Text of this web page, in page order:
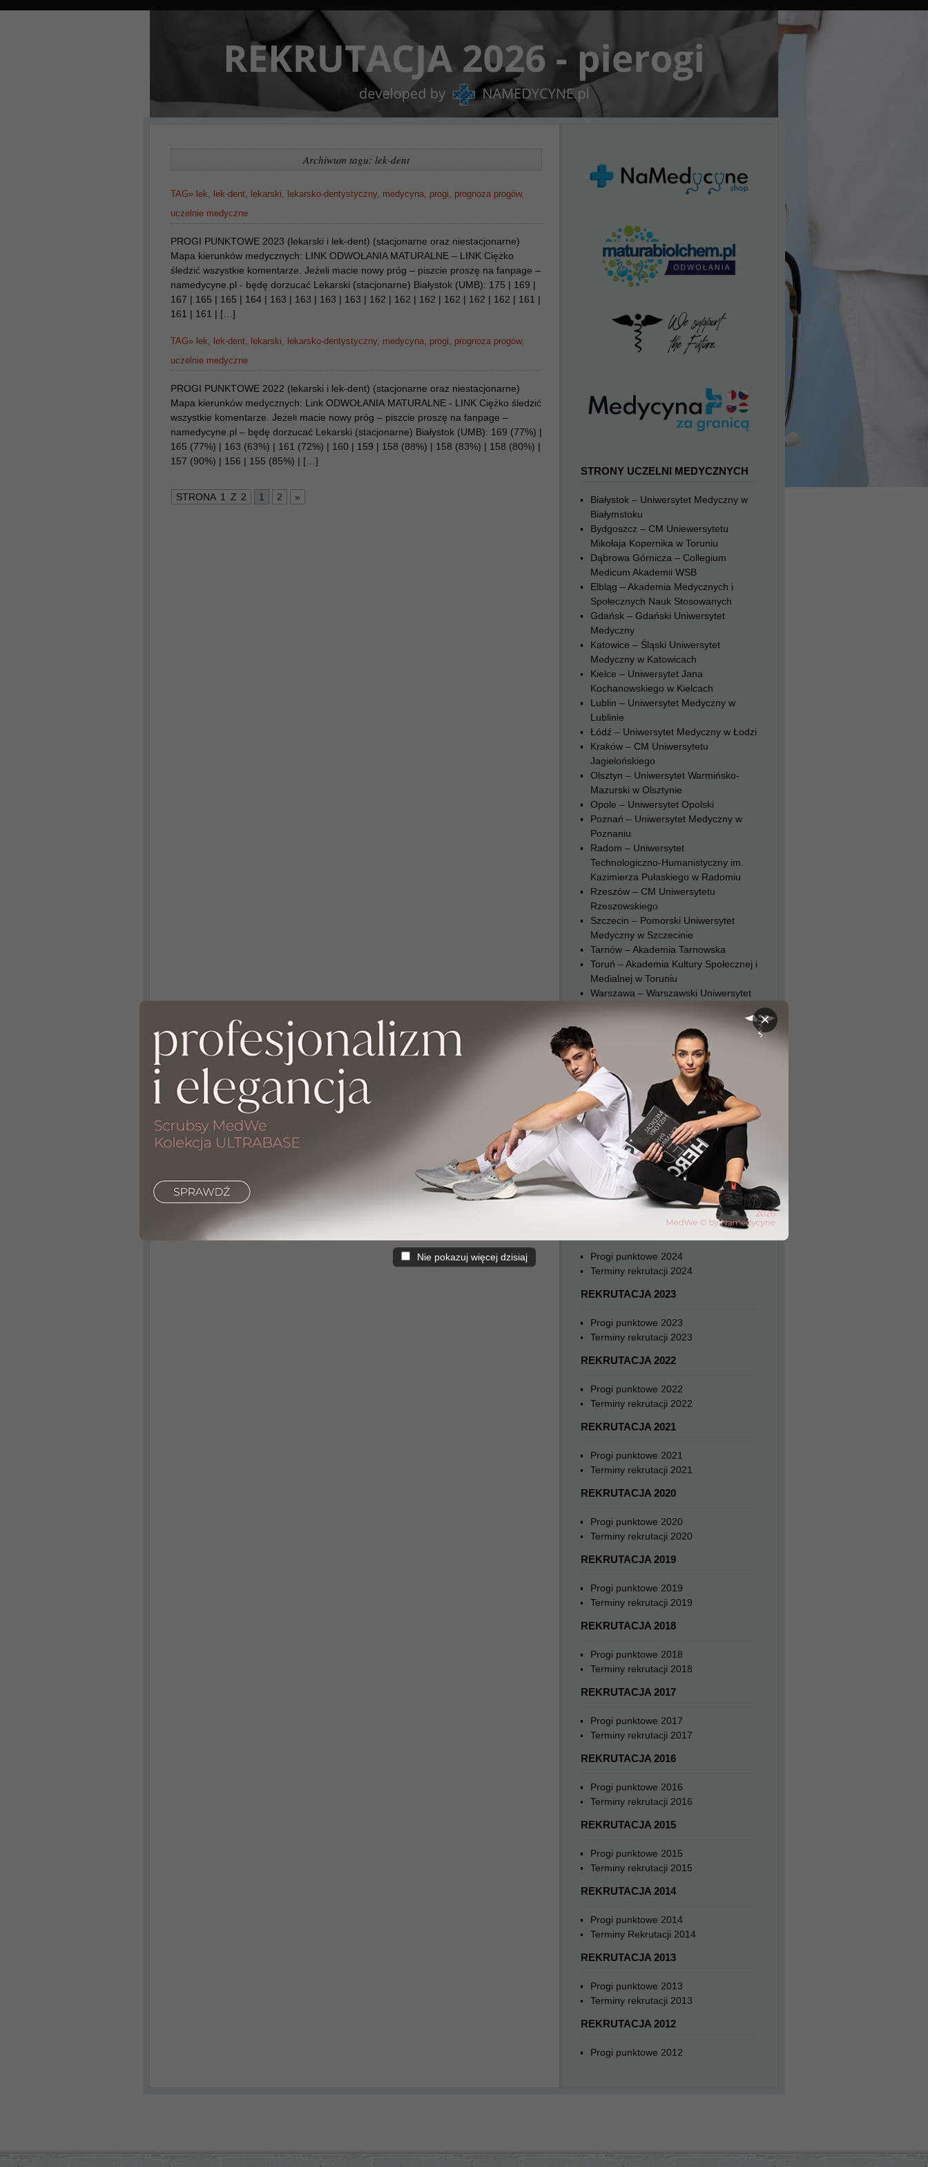
Archiwum tagu: lek-dent
TAG» lek, lek-dent, lekarski, lekarsko-dentystyczny, medycyna, progi, prognoza progów,
uczelnie medyczne
PROGI PUNKTOWE 2023 (lekarski i lek-dent) (stacjonarne oraz niestacjonarne)
Mapa kierunków medycznych: LINK ODWOŁANIA MATURALNE – LINK Ciężko
śledzić wszystkie komentarze. Jeżeli macie nowy próg – piszcie proszę na fanpage –
namedycyne.pl - będę dorzucać Lekarski (stacjonarne) Białystok (UMB): 175 | 169 |
167 | 165 | 165 | 164 | 163 | 163 | 163 | 163 | 162 | 162 | 162 | 162 | 162 | 162 | 161 |
161 | 161 | […]
TAG» lek, lek-dent, lekarski, lekarsko-dentystyczny, medycyna, progi, prognoza progów,
uczelnie medyczne
PROGI PUNKTOWE 2022 (lekarski i lek-dent) (stacjonarne oraz niestacjonarne)
Mapa kierunków medycznych: Link ODWOŁANIA MATURALNE - LINK Ciężko śledzić
wszystkie komentarze. Jeżeli macie nowy próg – piszcie proszę na fanpage –
namedycyne.pl – będę dorzucać Lekarski (stacjonarne) Białystok (UMB): 169 (77%) |
165 (77%) | 163 (63%) | 161 (72%) | 160 | 159 | 158 (88%) | 158 (83%) | 158 (80%) |
157 (90%) | 156 | 155 (85%) | […]
STRONA 1 Z 2 1 2 »
STRONY UCZELNI MEDYCZNYCH
Białystok – Uniwersytet Medyczny w
Białymstoku
Bydgoszcz – CM Uniewersytetu
Mikołaja Kopernika w Toruniu
Dąbrowa Górnicza – Collegium
Medicum Akademii WSB
Elbląg – Akademia Medycznych i
Społecznych Nauk Stosowanych
Gdańsk – Gdański Uniwersytet
Medyczny
Katowice – Śląski Uniwersytet
Medyczny w Katowicach
Kielce – Uniwersytet Jana
Kochanowskiego w Kielcach
Lublin – Uniwersytet Medyczny w
Lublinie
Łódź – Uniwersytet Medyczny w Łodzi
Kraków – CM Uniwersytetu
Jagielońskiego
Olsztyn – Uniwersytet Warmińsko-
Mazurski w Olsztynie
Opole – Uniwersytet Opolski
Poznań – Uniwersytet Medyczny w
Poznaniu
Radom – Uniwersytet
Technologiczno-Humanistyczny im.
Kazimierza Pułaskiego w Radomiu
Rzeszów – CM Uniwersytetu
Rzeszowskiego
Szczecin – Pomorski Uniwersytet
Medyczny w Szczecinie
Tarnów – Akademia Tarnowska
Toruń – Akademia Kultury Społecznej i
Medialnej w Toruniu
Warszawa – Warszawski Uniwersytet
Wrocław – Uniwersytet Medyczny we
Wrocławiu
Zabrze – Śląski Uniwersytet
Medyczny
Warszawa – Uniwersytet Kardynała
Stefana Wyszyńskiego w Warszawie
Zielona Góra – Uniwersytet
Zielonogórski
REKRUTACJA 2025
Progi punktowe 2025
Terminy rekrutacji 2025
REKRUTACJA 2024
Progi punktowe 2024
Terminy rekrutacji 2024
REKRUTACJA 2023
Progi punktowe 2023
Terminy rekrutacji 2023
REKRUTACJA 2022
Progi punktowe 2022
Terminy rekrutacji 2022
REKRUTACJA 2021
Progi punktowe 2021
Terminy rekrutacji 2021
REKRUTACJA 2020
Progi punktowe 2020
Terminy rekrutacji 2020
REKRUTACJA 2019
Progi punktowe 2019
Terminy rekrutacji 2019
REKRUTACJA 2018
Progi punktowe 2018
Terminy rekrutacji 2018
REKRUTACJA 2017
Progi punktowe 2017
Terminy rekrutacji 2017
REKRUTACJA 2016
Progi punktowe 2016
Terminy rekrutacji 2016
REKRUTACJA 2015
Progi punktowe 2015
Terminy rekrutacji 2015
REKRUTACJA 2014
Progi punktowe 2014
Terminy Rekrutacji 2014
REKRUTACJA 2013
Progi punktowe 2013
Terminy rekrutacji 2013
REKRUTACJA 2012
Progi punktowe 2012
×
Nie pokazuj więcej dzisiaj